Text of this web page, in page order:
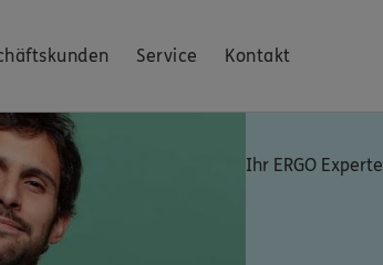
Service Kontakt
Ihr ERGO